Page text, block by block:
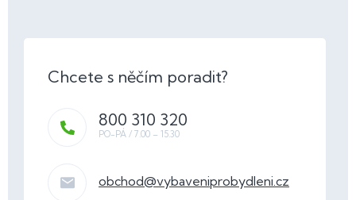
obchod@vybaveniprobydleni.cz
800 310 320